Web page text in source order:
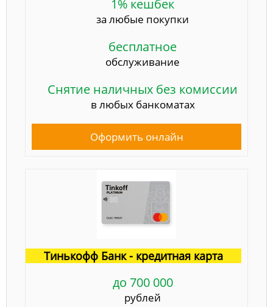
1% кешбек
за любые покупки
бесплатное
обслуживание
Снятие наличных без комиссии
в любых банкоматах
Оформить онлайн
Тинькофф Банк - кредитная карта
до 700 000
рублей